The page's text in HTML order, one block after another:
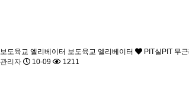
보도육교 엘리베이터 보도육교 엘리베이터
PIT실PIT 무
관리자
10-09 1211